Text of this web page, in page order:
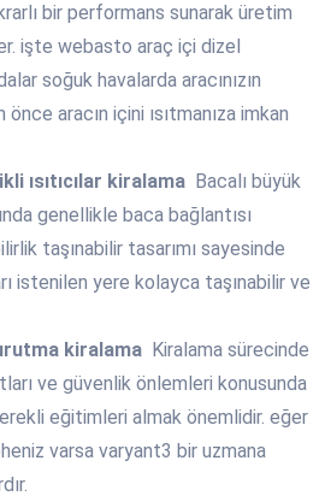
bir performans sunarak üretim
işte webasto araç içi dizel
soğuk havalarda aracınızın
aracın içini ısıtmanıza imkan
ısıtıcılar kiralama Bacalı büyük
genellikle baca bağlantısı
taşınabilir tasarımı sayesinde
istenilen yere kolayca taşınabilir ve
kiralama Kiralama sürecinde
ve güvenlik önlemleri konusunda
eğitimleri almak önemlidir. eğer
varsa varyant3 bir uzmana